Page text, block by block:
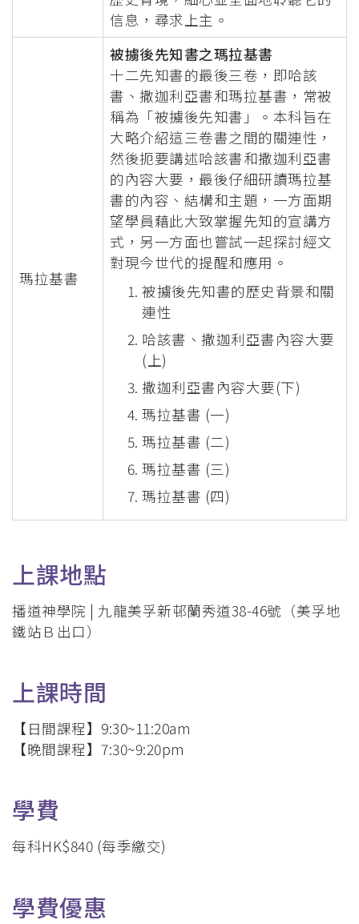
信息，尋求上主。
瑪拉基書
被擄後先知書之瑪拉基書
十二先知書的最後三卷，即哈該
書、撒迦利亞書和瑪拉基書，常被
稱為「被擄後先知書」。本科旨在
大略介紹這三卷書之間的關連性，
然後扼要講述哈該書和撒迦利亞書
的內容大要，最後仔細研讀瑪拉基
書的內容、結構和主題，一方面期
望學員藉此大致掌握先知的宣講方
式，另一方面也嘗試一起探討經文
對現今世代的提醒和應用。
被擄後先知書的歷史背景和關
連性
哈該書、撒迦利亞書內容大要
(上)
撒迦利亞書內容大要(下)
瑪拉基書 (一)
瑪拉基書 (二)
瑪拉基書 (三)
瑪拉基書 (四)
上課地點
播道神學院 | 九龍美孚新邨蘭秀道38-46號（美孚地
鐵站Ｂ出口）
上課時間
【日間課程】9:30~11:20am
【晚間課程】7:30~9:20pm
學費
每科HK$840 (每季繳交)
學費優惠